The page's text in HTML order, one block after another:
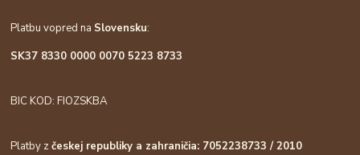
Platbu vopred na Slovensku:
SK37 8330 0000 0070 5223 8733
BIC KOD: FIOZSKBA
Platby zčeskej republiky a zahraničia: 7052238733 / 2010